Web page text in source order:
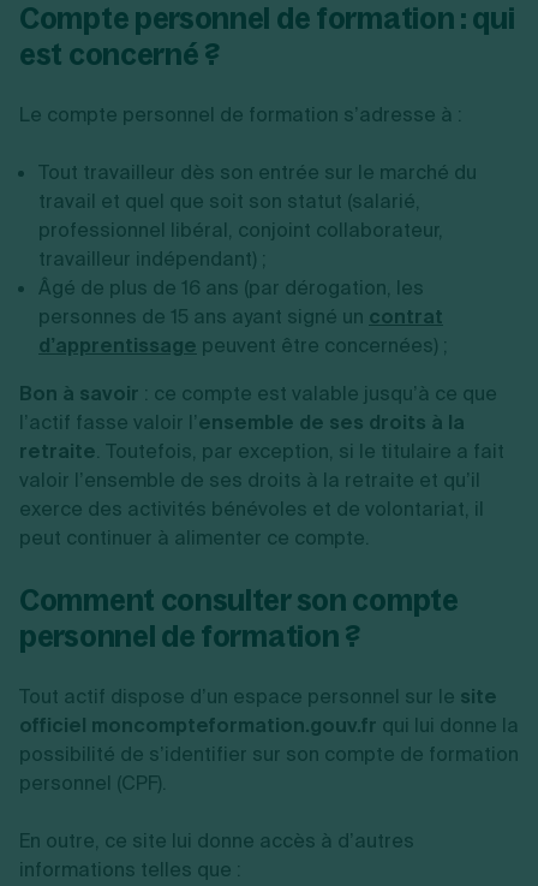
Compte personnel de formation : qui
est concerné ?
Le compte personnel de formation s’adresse à :
Tout travailleur dès son entrée sur le marché du
travail et quel que soit son statut (salarié,
professionnel libéral, conjoint collaborateur,
travailleur indépendant) ;
Âgé de plus de 16 ans (par dérogation, les
personnes de 15 ans ayant signé un contrat
d’apprentissage peuvent être concernées) ;
Bon à savoir : ce compte est valable jusqu’à ce que
l’actif fasse valoir l’ensemble de ses droits à la
retraite. Toutefois, par exception, si le titulaire a fait
valoir l’ensemble de ses droits à la retraite et qu’il
exerce des activités bénévoles et de volontariat, il
peut continuer à alimenter ce compte.
Comment consulter son compte
personnel de formation ?
Tout actif dispose d’un espace personnel sur le site
officiel moncompteformation.gouv.fr qui lui donne la
possibilité de s’identifier sur son compte de formation
personnel (CPF).
En outre, ce site lui donne accès à d’autres
informations telles que :